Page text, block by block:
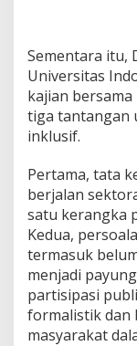
Sementara itu,
Universitas
kajian
tiga tantangan
inklusif.
Pertama, tata
berjalan
satu kerangka
Kedua,
termasuk
menjadi
partisipasi
formalistik dan
masyarakat